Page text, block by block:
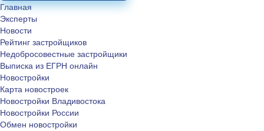
Главная
Эксперты
Новости
Рейтинг застройщиков
Недобросовестные застройщики
Выписка из ЕГРН онлайн
Новостройки
Карта новостроек
Новостройки Владивостока
Новостройки России
Обмен новостройки